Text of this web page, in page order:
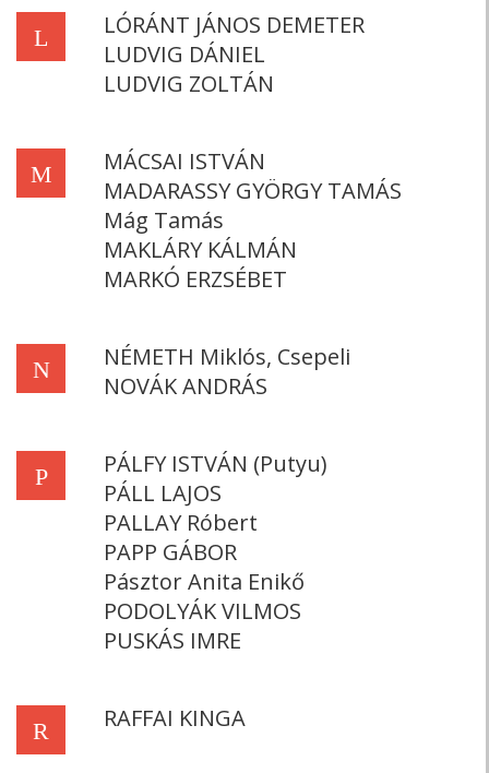
L
LÓRÁNT JÁNOS DEMETER
LUDVIG DÁNIEL
LUDVIG ZOLTÁN
M
MÁCSAI ISTVÁN
MADARASSY GYÖRGY TAMÁS
Mág Tamás
MAKLÁRY KÁLMÁN
MARKÓ ERZSÉBET
N
NÉMETH Miklós, Csepeli
NOVÁK ANDRÁS
P
PÁLFY ISTVÁN (Putyu)
PÁLL LAJOS
PALLAY Róbert
PAPP GÁBOR
Pásztor Anita Enikő
PODOLYÁK VILMOS
PUSKÁS IMRE
R RAFFAI KINGA